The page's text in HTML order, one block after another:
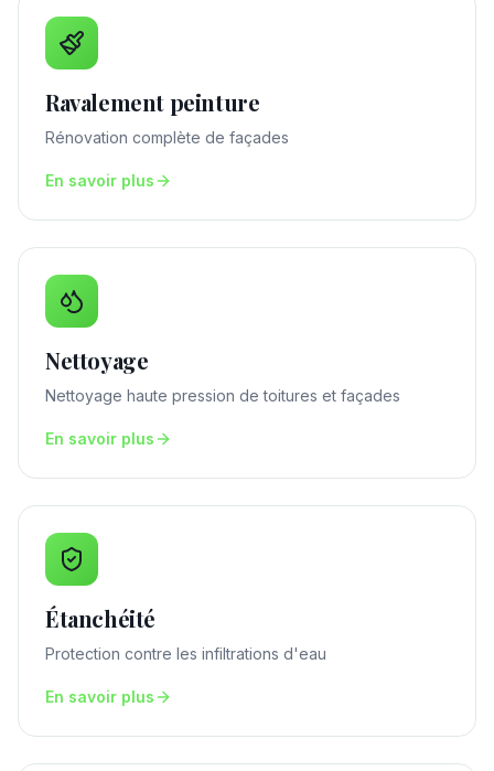
Ravalement peinture
Rénovation complète de façades
En savoir plus
Nettoyage
Nettoyage haute pression de toitures et façades
En savoir plus
Étanchéité
Protection contre les infiltrations d'eau
En savoir plus